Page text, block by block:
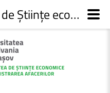
Masterat - Facultatea de Științe economice și administrarea afacerilor